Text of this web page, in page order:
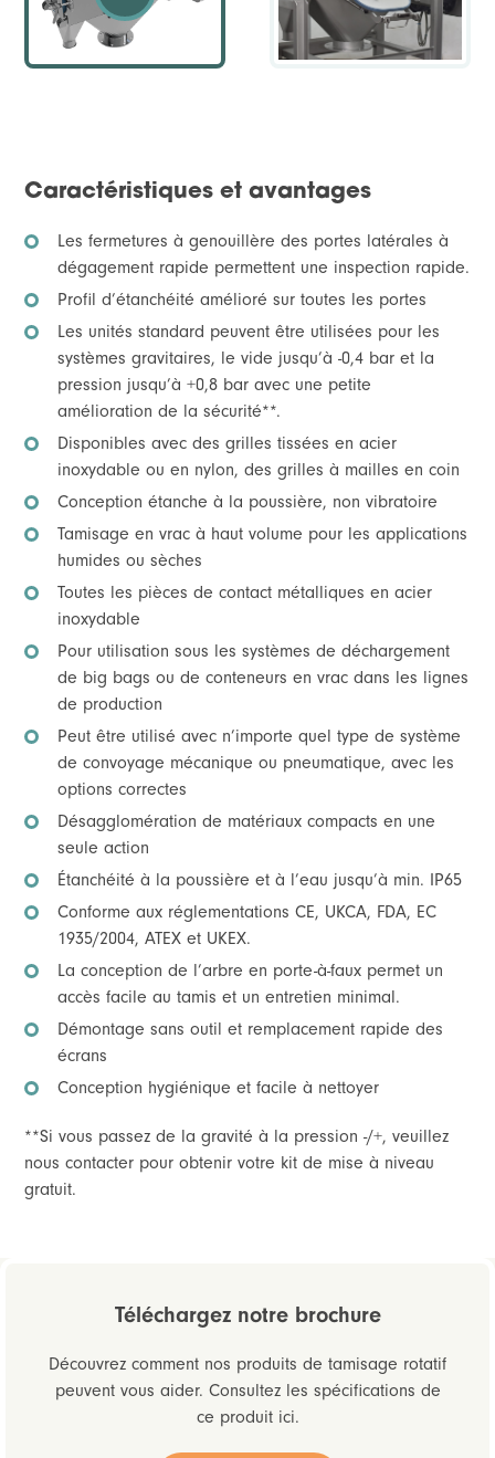
Caractéristiques et avantages
Les fermetures à genouillère des portes latérales à
dégagement rapide permettent une inspection rapide.
Profil d’étanchéité amélioré sur toutes les portes
Les unités standard peuvent être utilisées pour les
systèmes gravitaires, le vide jusqu’à -0,4 bar et la
pression jusqu’à +0,8 bar avec une petite
amélioration de la sécurité**.
Disponibles avec des grilles tissées en acier
inoxydable ou en nylon, des grilles à mailles en coin
Conception étanche à la poussière, non vibratoire
Tamisage en vrac à haut volume pour les applications
humides ou sèches
Toutes les pièces de contact métalliques en acier
inoxydable
Pour utilisation sous les systèmes de déchargement
de big bags ou de conteneurs en vrac dans les lignes
de production
Peut être utilisé avec n’importe quel type de système
de convoyage mécanique ou pneumatique, avec les
options correctes
Désagglomération de matériaux compacts en une
seule action
Étanchéité à la poussière et à l’eau jusqu’à min. IP65
Conforme aux réglementations CE, UKCA, FDA, EC
1935/2004, ATEX et UKEX.
La conception de l’arbre en porte-à-faux permet un
accès facile au tamis et un entretien minimal.
Démontage sans outil et remplacement rapide des
écrans
Conception hygiénique et facile à nettoyer
**Si vous passez de la gravité à la pression -/+, veuillez
nous contacter pour obtenir votre kit de mise à niveau
gratuit.
Téléchargez notre brochure
Découvrez comment nos produits de tamisage rotatif
peuvent vous aider. Consultez les spécifications de
ce produit ici.